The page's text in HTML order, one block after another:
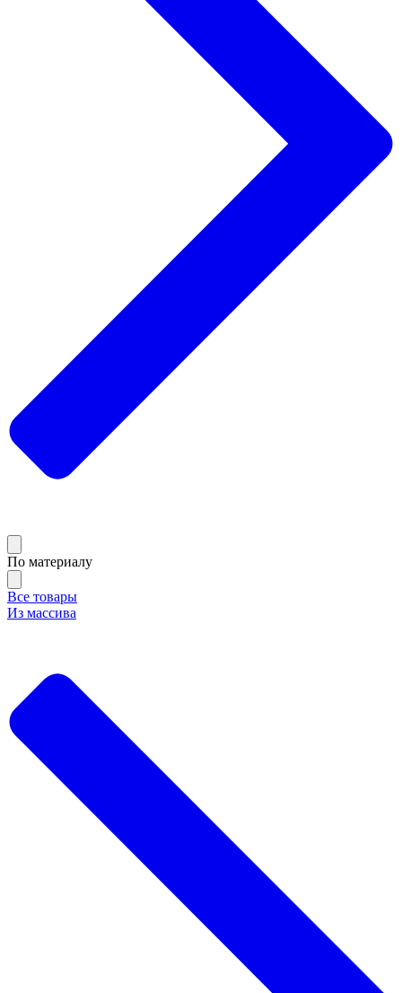
По материалу
Все товары
Из массива